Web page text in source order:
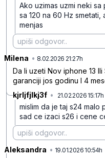
Ako uzimas uzmi neki
sa 120 na 60 Hz
menjas
Milena • 8.02.2026 21:27h
Da li uzeti Nov iphone 13
garanciji jos godinu I 4
kjrljfjlkj3f • 21.02.2026 15:17h
mislim da je taj s24
sad ce izaci s26 i cene
Aleksandra • 19.01.2026 10:54h